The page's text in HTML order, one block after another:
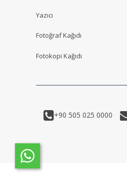
Yazıcı
Fotoğraf Kağıdı
Fotokopi Kağıdı
+90 505 025 0000